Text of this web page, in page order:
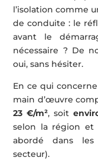
l’isolation comme
de conduite : le
avant le
nécessaire ? De
oui, sans hésiter.
En ce qui
main d’œuvre
23 €/m², soit
selon la région et
abordé dans les
secteur).